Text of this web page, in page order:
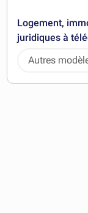
Logement,
juridiques à
Autres
télécharger